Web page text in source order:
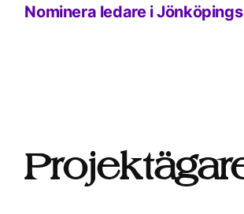
Nominera ledare i